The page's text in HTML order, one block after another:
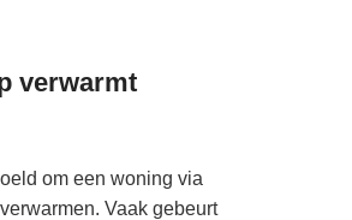
verwarmt
om een woning via
Vaak gebeurt